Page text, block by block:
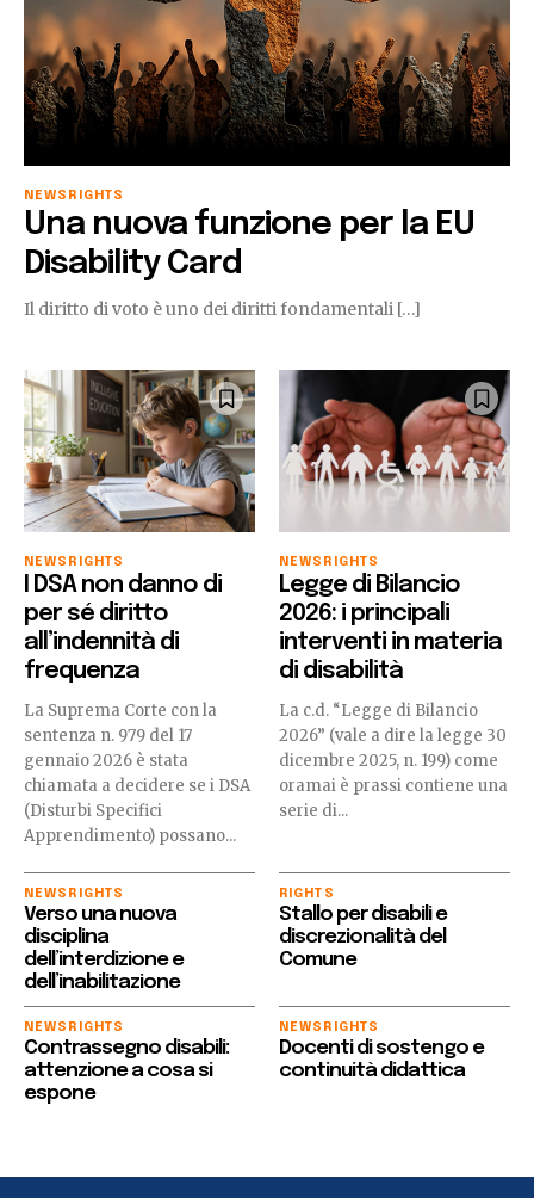
NEWS RIGHTS
Una nuova funzione per la EU
Disability Card
Il diritto di voto è uno dei diritti fondamentali […]
NEWS RIGHTS
I DSA non danno di
per sé diritto
all’indennità di
frequenza
La Suprema Corte con la
sentenza n. 979 del 17
gennaio 2026 è stata
chiamata a decidere se i DSA
(Disturbi Specifici
Apprendimento) possano...
NEWS RIGHTS
Legge di Bilancio
2026: i principali
interventi in materia
di disabilità
La c.d. “Legge di Bilancio
2026” (vale a dire la legge 30
dicembre 2025, n. 199) come
oramai è prassi contiene una
serie di...
NEWS RIGHTS
Verso una nuova
disciplina
dell’interdizione e
dell’inabilitazione
RIGHTS
Stallo per disabili e
discrezionalità del
Comune
NEWS RIGHTS
Contrassegno disabili:
attenzione a cosa si
espone
NEWS RIGHTS
Docenti di sostengo e
continuità didattica